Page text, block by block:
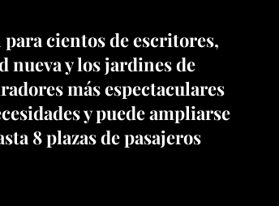
cientos de escritores,
nueva y los jardines de
más espectaculares
y puede ampliarse
8 plazas de pasajeros